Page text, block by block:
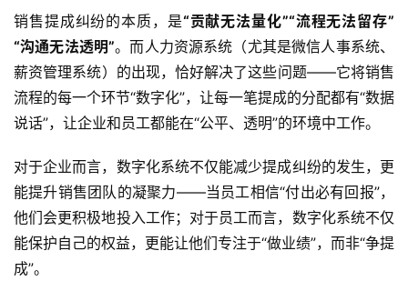
销售提成纠纷的本质，是“贡献无法量化”“流程无法留存”
“沟通无法透明”。而人力资源系统（尤其是微信人事系统、
薪资管理系统）的出现，恰好解决了这些问题——它将销售
流程的每一个环节“数字化”，让每一笔提成的分配都有“数据
说话”，让企业和员工都能在“公平、透明”的环境中工作。
对于企业而言，数字化系统不仅能减少提成纠纷的发生，更
能提升销售团队的凝聚力——当员工相信“付出必有回报”，
他们会更积极地投入工作；对于员工而言，数字化系统不仅
能保护自己的权益，更能让他们专注于“做业绩”，而非“争提
成”。